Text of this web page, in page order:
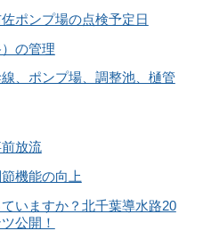
ポンプ場の点検予定日
の管理
、ポンプ場、調整池、樋管
放流
機能の向上
いますか？北千葉導水路20
公開！